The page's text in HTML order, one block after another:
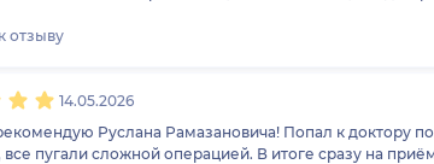
отзыву
14.05.2026
Руслана Рамазановича! Попал к доктору
В итоге сразу на приёме доктор меня осмотрел, успокоил, а через 10 минут уже прооперировал! Через несколько